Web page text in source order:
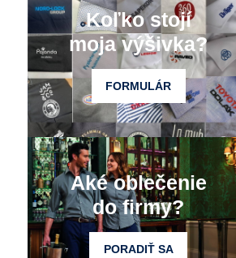
Koľko stojí
moja výšivka?
FORMULÁR
Aké oblečenie
do firmy?
PORADIŤ SA